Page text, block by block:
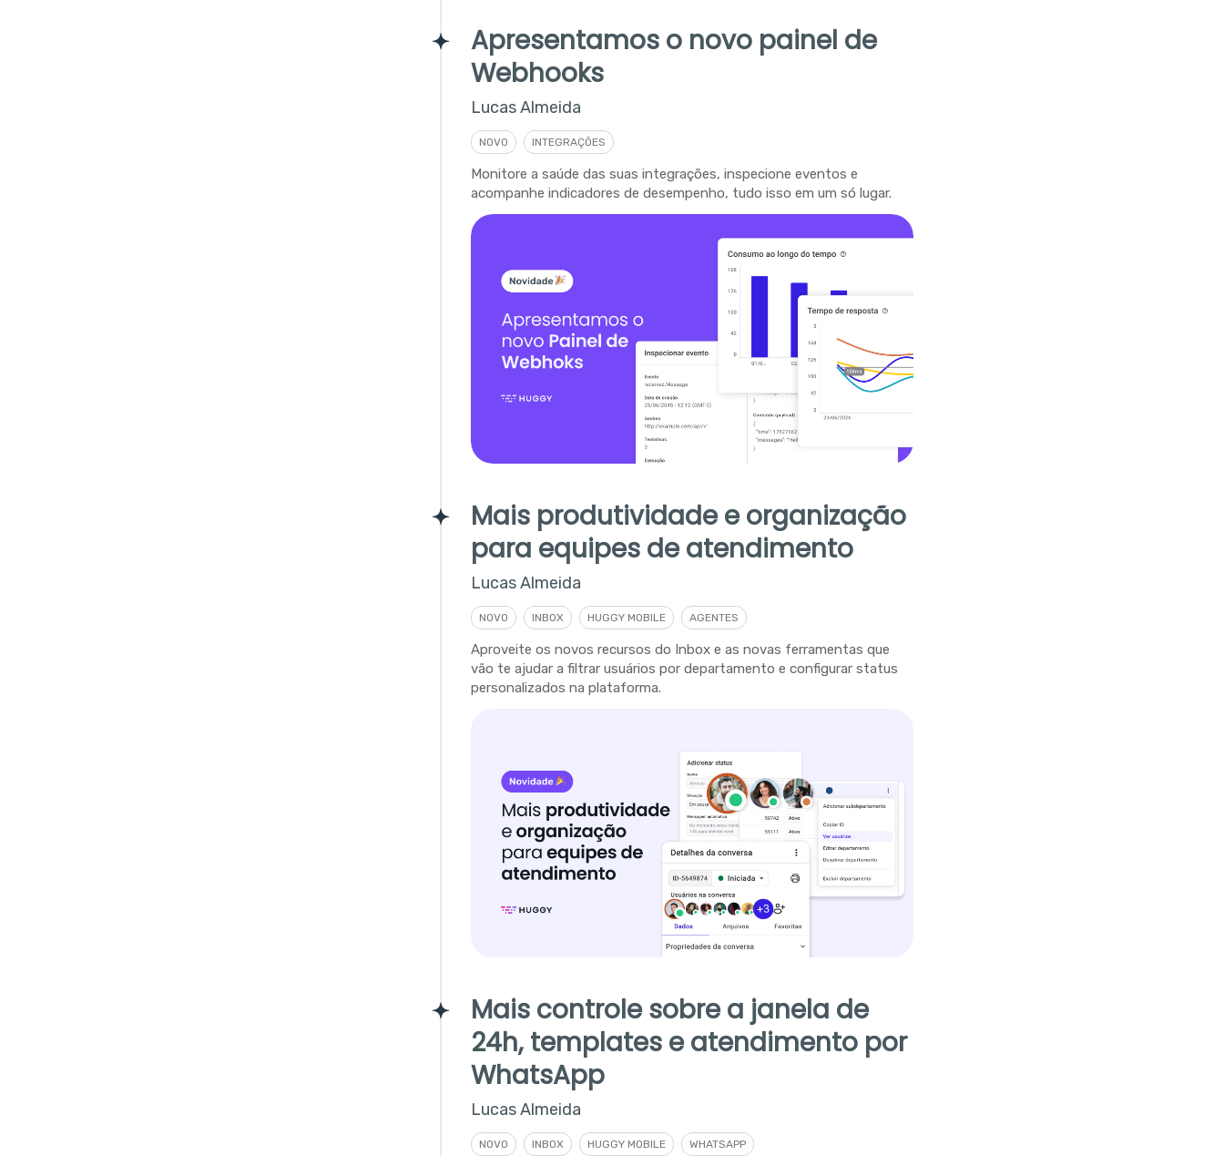
Apresentamos o novo painel de
Webhooks
Lucas Almeida
NOVO INTEGRAÇÕES
Monitore a saúde das suas integrações, inspecione eventos e
acompanhe indicadores de desempenho, tudo isso em um só lugar.
Mais produtividade e organização
para equipes de atendimento
Lucas Almeida
NOVO INBOX HUGGY MOBILE AGENTES
Aproveite os novos recursos do Inbox e as novas ferramentas que
vão te ajudar a filtrar usuários por departamento e configurar status
personalizados na plataforma.
Mais controle sobre a janela de
24h, templates e atendimento por
WhatsApp
Lucas Almeida
NOVO INBOX HUGGY MOBILE WHATSAPP